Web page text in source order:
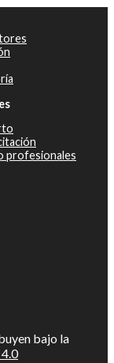
profesionales
bajo la